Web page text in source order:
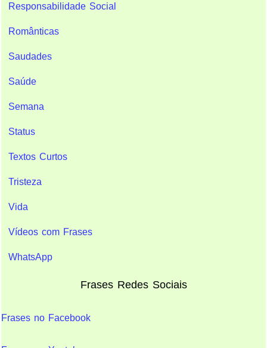
Responsabilidade Social
Românticas
Saudades
Saúde
Semana
Status
Textos Curtos
Tristeza
Vida
Vídeos com Frases
WhatsApp
Frases Redes Sociais
Frases no Facebook